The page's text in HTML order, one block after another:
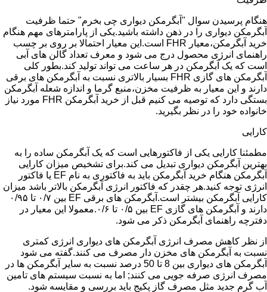
هنگام پرسیدن سوال "آبگرمکن دیواری چی بخرم" حتما ظرفیت
آبگرمکن دیواری را در ذهن داشته باشید.یکی از پارامترهای مهم هنگام
خرید آبگرمکن،معیار FHR است.این معیار احتمالا بر روی بر چسب
راهنمای انرژی محصول درج می شود و معرف تعداد گالن های آبی
است که یک آبگرمکن در هر ساعت می تواند تولید کند.بطور کلی
آبگرمکن های گازی FHR بسیار بالاتری نسبت به آبگرمکن های برقی
دارند و این معیار به ظرفیت مخزن،منبع گرما و اندازه شعله آبگرمکن
بستگی دارد که توصیه می کنیم قبل از خرید آبگرمکن FHR مورد نیاز
خانواده خود را در نظر بگیرید.
کارایی
مطمئنا کارایی یکی از فاکتورهایی است که یک آبگرمکن ساده را به
بهترین آبگرمکن دیواری تبدیل می کند.برای تشخیص میزان کارایی
آبگرمکن هنگام خرید آبگرمکن باید به فاکتوری به نام EF یا فاکتور
انرژی توجه کنید.هر چقدر که فاکتور انرژی آبگرمکن بالاتر باشد میزان
کارایی آبگرمکن بیشتر است.آبگرمکن های برقی EF بین ۰/۷ تا ۰/۹۵
دارند و آبگرمکن های گازی EF بین ۰/۵ تا ۰/۶.معمولا این معیار در
دفترچه راهنمای آبگرمکن ذکر می شود.
از نظر کاهش مصرف انرژی آبگرمکن های دیواری انرژی کمتری
نسبت به آبگرمکن های مخزن دار مصرف می کنند.گفته می شود
آبگرمکن های دیواری بین 8 تا 50 درصد نسبت به سایر آبگرمکن ها در
مصرف انرژی صرفه جویی می کنند; اما به نسبت سیستم های تامین
آب گرم جدید مثل مصرف گاز پکیج باید بررسی و مقایسه شود.